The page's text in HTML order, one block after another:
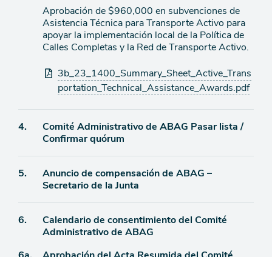
agendaAprobación de $960,000 en subvenciones de
Asistencia Técnica para Transporte Activo para
apoyar la implementación local de la Política de
Calles Completas y la Red de Transporte Activo.
Archivos
adjuntos
3b_23_1400_Summary_Sheet_Active_Trans
portation_Technical_Assistance_Awards.pdf
Ítem
4.
Comité Administrativo de ABAG Pasar lista /
Confirmar quórum
Ítem
5.
Anuncio de compensación de ABAG –
Secretario de la Junta
Ítem
6.
Calendario de consentimiento del Comité
Administrativo de ABAG